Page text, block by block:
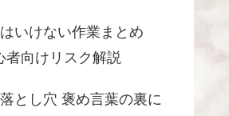
いけない作業まとめ
者向けリスク解説
とし穴 褒め言葉の裏に